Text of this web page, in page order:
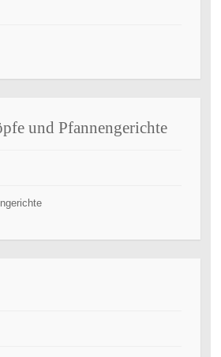
und Pfannengerichte